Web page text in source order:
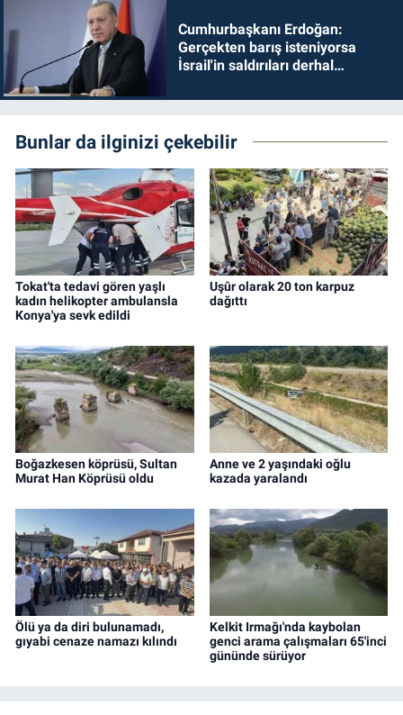
Cumhurbaşkanı Erdoğan:
Gerçekten barış isteniyorsa
İsrail'in saldırıları derhal
Bunlar da ilginizi çekebilir
Tokat'ta tedavi gören yaşlı
kadın helikopter ambulansla
Konya'ya sevk edildi
Uşûr olarak 20 ton karpuz
dağıttı
Boğazkesen köprüsü, Sultan
Murat Han Köprüsü oldu
Anne ve 2 yaşındaki oğlu
kazada yaralandı
Ölü ya da diri bulunamadı,
gıyabi cenaze namazı kılındı
Kelkit Irmağı'nda kaybolan
genci arama çalışmaları 65'inci
gününde sürüyor